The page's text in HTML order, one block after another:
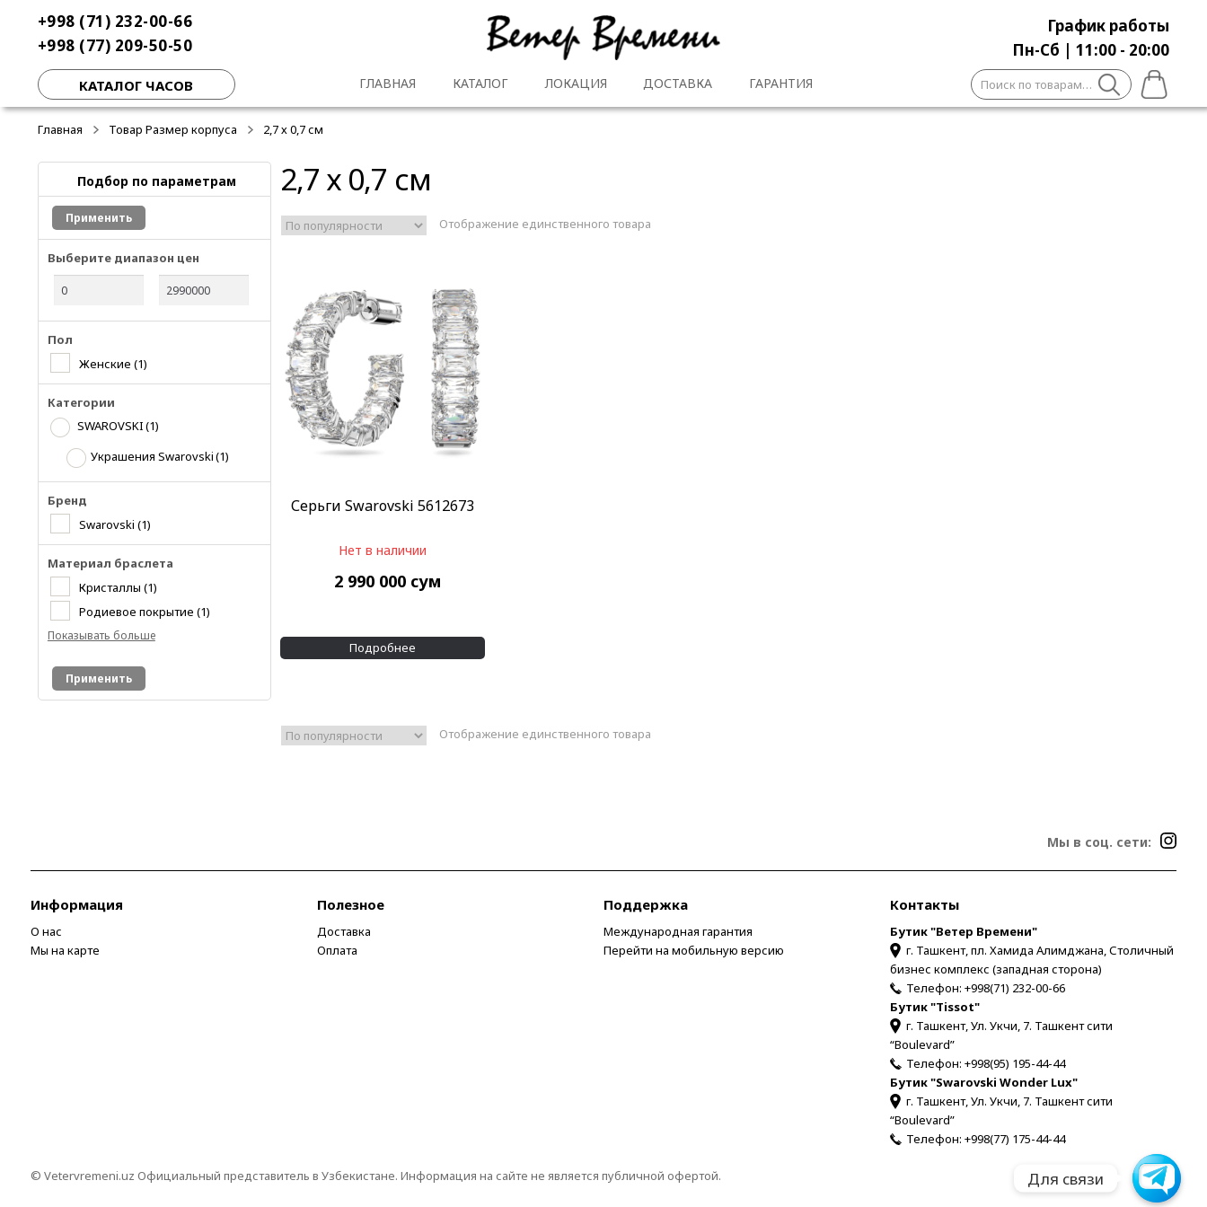
навигации
содержимому
+998 (71) 232-00-66
+998 (77) 209-50-50
График работы
Пн-Сб | 11:00 - 20:00
КАТАЛОГ ЧАСОВ ГЛАВНАЯ КАТАЛОГ ЛОКАЦИЯ ДОСТАВКА ГАРАНТИЯ Искать:
Главная Товар Размер корпуса 2,7 х 0,7 см
Подбор по параметрам
Применить
Выберите диапазон цен
Пол
Женские (1)
Категории
SWAROVSKI(1)
Украшения Swarovski(1)
Бренд
Swarovski (1)
Материал браслета
Кристаллы (1)
Родиевое покрытие (1)
Показывать больше
Применить
2,7 х 0,7 см
Отображение единственного товара
Серьги Swarovski 5612673
Нет в наличии
2 990 000 сум
Подробнее
Отображение единственного товара
Мы в соц. сети:
Информация
О нас
Мы на карте
Полезное
Доставка
Оплата
Поддержка
Международная гарантия
Перейти на мобильную версию
Контакты
Бутик "Ветер Времени"
г. Ташкент, пл. Хамида Алимджана, Столичный
бизнес комплекс (западная сторона)
Телефон: +998(71) 232-00-66
Бутик "Tissot"
г. Ташкент, Ул. Укчи, 7. Ташкент сити
“Boulevard”
Телефон: +998(95) 195-44-44
Бутик "Swarovski Wonder Lux"
г. Ташкент, Ул. Укчи, 7. Ташкент сити
“Boulevard”
Телефон: +998(77) 175-44-44
© Vetervremeni.uz Официальный представитель в Узбекистане. Информация на сайте не является публичной офертой. Для связи